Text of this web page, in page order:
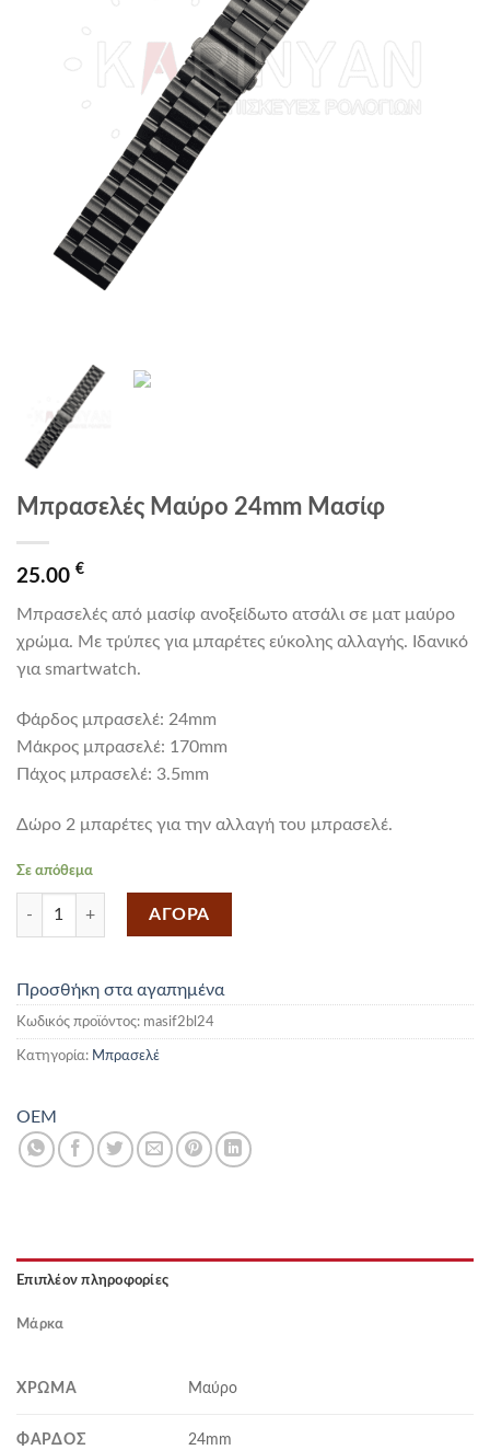
Μπρασελές Μαύρο 24mm Μασίφ
25.00 €
Μπρασελές από μασίφ ανοξείδωτο ατσάλι σε ματ μαύρο
χρώμα. Mε τρύπες για μπαρέτες εύκολης αλλαγής. Iδανικό
για smartwatch.
Φάρδος μπρασελέ: 24mm
Mάκρος μπρασελέ: 170mm
Πάχος μπρασελέ: 3.5mm
Δώρο 2 μπαρέτες για την αλλαγή του μπρασελέ.
Σε απόθεμα
Μπρασελές Μαύρο 24mm Μασίφ ποσότητα
ΑΓΟΡΑ
Προσθήκη στα αγαπημένα
Κωδικός προϊόντος: masif2bl24
Κατηγορία: Μπρασελέ
OEM
Επιπλέον πληροφορίες
Μάρκα
ΧΡΏΜΑ Μαύρο
ΦΆΡΔΟΣ 24mm